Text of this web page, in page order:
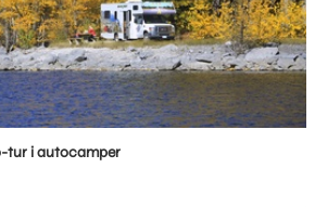
tur i autocamper